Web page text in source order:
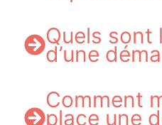
Quels sont
d’une
Comment
place une